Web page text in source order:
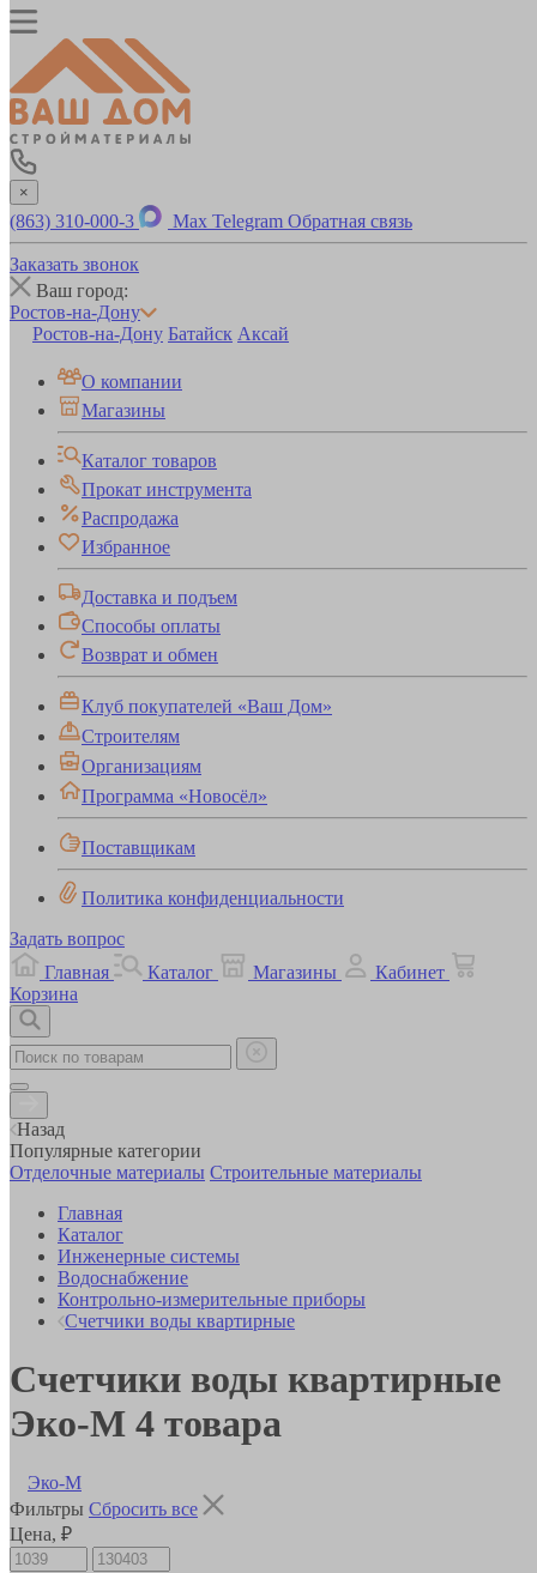
×
(863) 310-000-3 Max Telegram Обратная связь
Заказать звонок
Ваш город:
Ростов-на-Дону
Ростов-на-Дону Батайск Аксай
О компании
Магазины
Каталог товаров
Прокат инструмента
Распродажа
Избранное
Доставка и подъем
Способы оплаты
Возврат и обмен
Клуб покупателей «Ваш Дом»
Строителям
Организациям
Программа «Новосёл»
Поставщикам
Политика конфиденциальности
Задать вопрос
Главная
Каталог Магазины
Кабинет
Корзина
Назад
Популярные категории
Отделочные материалы Строительные материалы
Главная
Каталог
Инженерные системы
Водоснабжение
Контрольно-измерительные приборы
Счетчики воды квартирные
Счетчики воды квартирные
Эко-М 4 товара
Эко-М
Фильтры Сбросить все
Цена, ₽